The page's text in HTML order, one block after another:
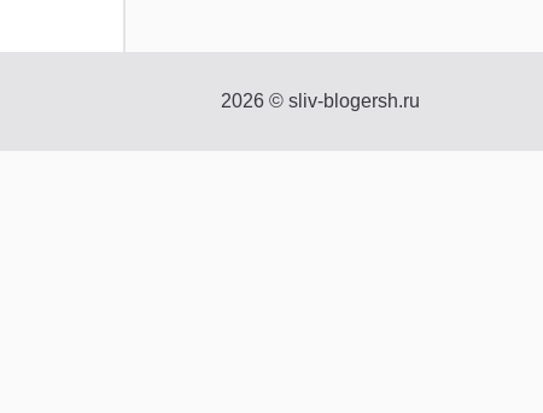
2026 © sliv-blogersh.ru